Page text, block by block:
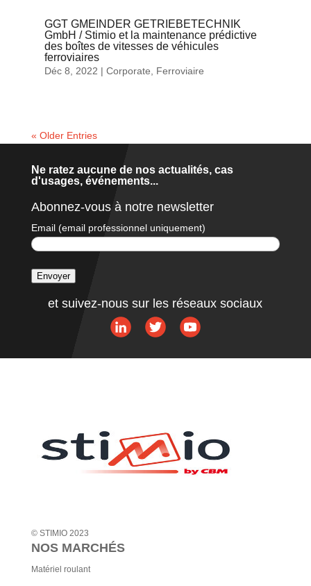
GGT GMEINDER GETRIEBETECHNIK
GmbH / Stimio et la maintenance prédictive
des boîtes de vitesses de véhicules
ferroviaires
Déc 8, 2022 | Corporate, Ferroviaire
« Older Entries
Ne ratez aucune de nos actualités, cas
d'usages, événements...
Abonnez-vous à notre newsletter
Email (email professionnel uniquement)
Envoyer
et suivez-nous sur les réseaux sociaux
© STIMIO 2023
NOS MARCHÉS
Matériel roulant